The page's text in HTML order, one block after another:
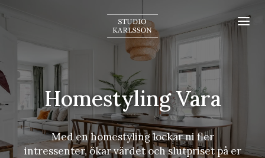
Homestyling Vara
Med en homestyling lockar ni fler
intressenter, ökar värdet och slutpriset på er